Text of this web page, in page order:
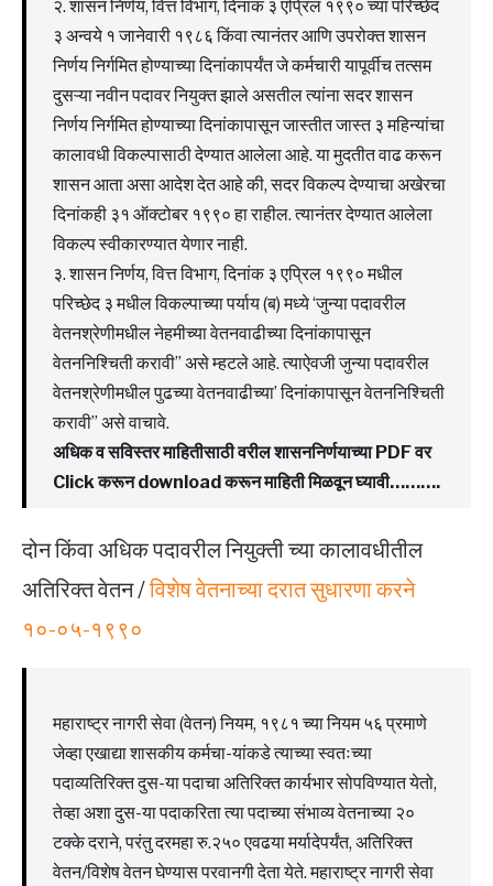
२. शासन निर्णय, वित्त विभाग, दिनांक ३ एप्रिल १९९० च्या परिच्छेद
३ अन्वये १ जानेवारी १९८६ किंवा त्यानंतर आणि उपरोक्त शासन
निर्णय निर्गमित होण्याच्या दिनांकापर्यंत जे कर्मचारी यापूर्वीच तत्सम
दुसऱ्या नवीन पदावर नियुक्त झाले असतील त्यांना सदर शासन
निर्णय निर्गमित होण्याच्या दिनांकापासून जास्तीत जास्त ३ महिन्यांचा
कालावधी विकल्पासाठी देण्यात आलेला आहे. या मुदतीत वाढ करून
शासन आता असा आदेश देत आहे की, सदर विकल्प देण्याचा अखेरचा
दिनांकही ३१ ऑक्टोबर १९९० हा राहील. त्यानंतर देण्यात आलेला
विकल्प स्वीकारण्यात येणार नाही.
३. शासन निर्णय, वित्त विभाग, दिनांक ३ एप्रिल १९९० मधील
परिच्छेद ३ मधील विकल्पाच्या पर्याय (ब) मध्ये ‘जुन्या पदावरील
वेतनश्रेणीमधील नेहमीच्या वेतनवाढीच्या दिनांकापासून
वेतननिश्चिती करावी” असे म्हटले आहे. त्याऐवजी जुन्या पदावरील
वेतनश्रेणीमधील पुढच्या वेतनवाढीच्या’ दिनांकापासून वेतननिश्चिती
करावी” असे वाचावे.
अधिक व सविस्तर माहितीसाठी वरील शासननिर्णयाच्या PDF वर
Click करून download करून माहिती मिळवून घ्यावी……….
दोन किंवा अधिक पदावरील नियुक्ती च्या कालावधीतील
अतिरिक्त वेतन /विशेष वेतनाच्या दरात सुधारणा करने
१०-०५-१९९०
महाराष्ट्र नागरी सेवा (वेतन) नियम, १९८१ च्या नियम ५६ प्रमाणे
जेव्हा एखाद्या शासकीय कर्मचा-यांकडे त्याच्या स्वतःच्या
पदाव्यतिरिक्त दुस-या पदाचा अतिरिक्त कार्यभार सोपविण्यात येतो,
तेव्हा अशा दुस-या पदाकरिता त्या पदाच्या संभाव्य वेतनाच्या २०
टक्के दराने, परंतु दरमहा रु.२५० एवढया मर्यादेपर्यंत, अतिरिक्त
वेतन/विशेष वेतन घेण्यास परवानगी देता येते. महाराष्ट्र नागरी सेवा